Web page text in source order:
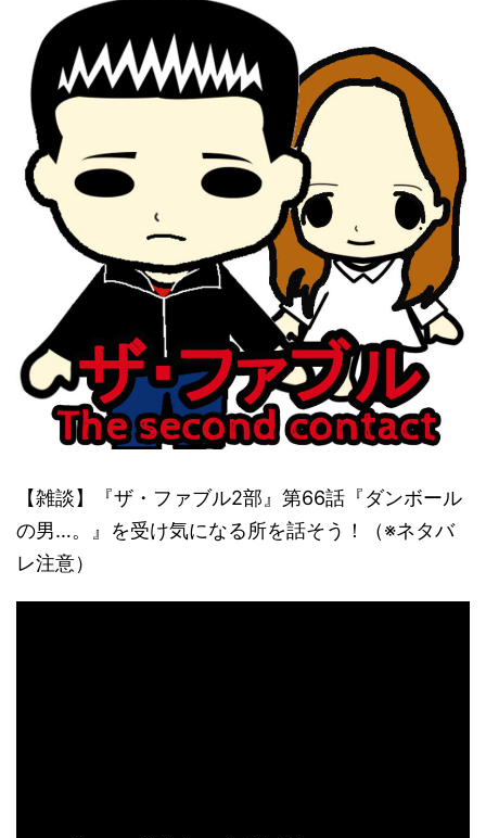
【雑談】『ザ・ファブル2部』第66話『ダンボール
の男…。』を受け気になる所を話そう！（※ネタバ
レ注意）